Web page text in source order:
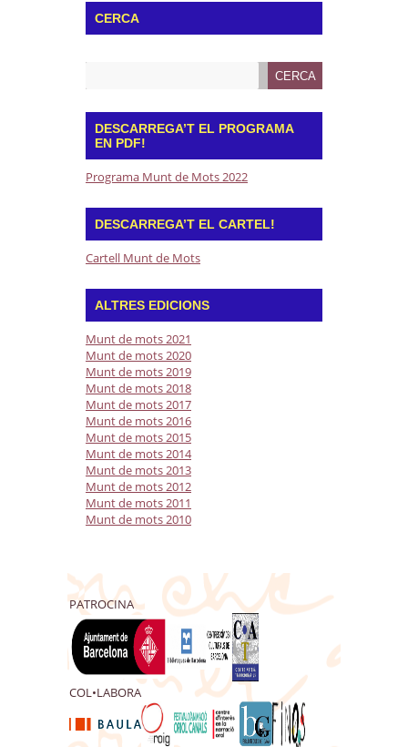
CERCA
DESCARREGA’T EL PROGRAMA
EN PDF!
Programa Munt de Mots 2022
DESCARREGA’T EL CARTEL!
Cartell Munt de Mots
ALTRES EDICIONS
Munt de mots 2021
Munt de mots 2020
Munt de mots 2019
Munt de mots 2018
Munt de mots 2017
Munt de mots 2016
Munt de mots 2015
Munt de mots 2014
Munt de mots 2013
Munt de mots 2012
Munt de mots 2011
Munt de mots 2010
PATROCINA
COL•LABORA